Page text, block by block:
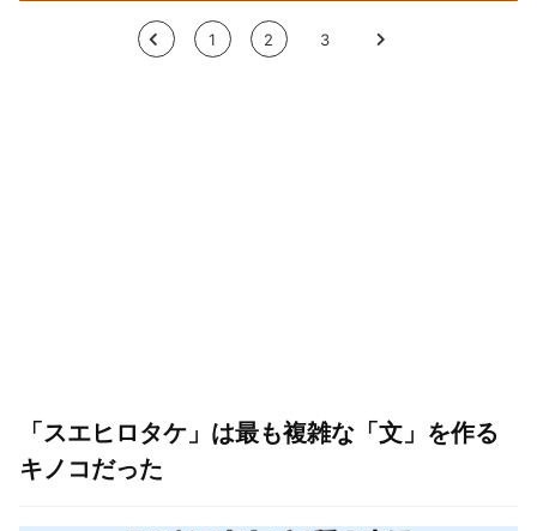
< 1 2 3 >
「スエヒロタケ」は最も複雑な「文」を作る
キノコだった